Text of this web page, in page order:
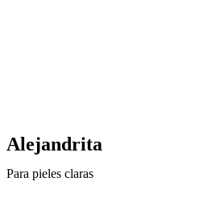
Alejandrita
Para pieles claras